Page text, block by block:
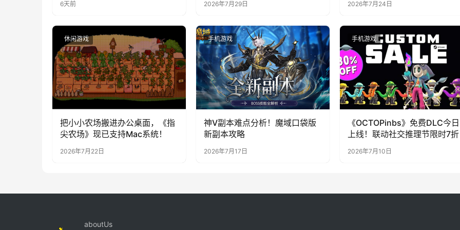
6天前 2026年7月29日 2026年7月24日
休闲游戏
把小小农场搬进办公桌面，《指
尖农场》现已支持Mac系统！
2026年7月22日
手机游戏
神V副本难点分析！魔域口袋版
新副本攻略
2026年7月17日
手机游戏
《OCTOPinbs》免费DLC今日
上线！联动社交推理节限时7折
2026年7月10日
aboutUs